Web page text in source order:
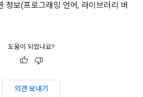
정보(프로그래밍 언어, 라이브러리 버
도움이 되었나요?
의견 보내기